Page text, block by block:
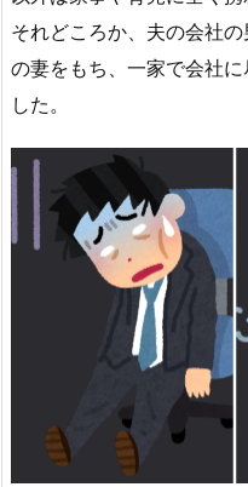
それどころか、夫の会社
の妻をもち、一家で会社
した。